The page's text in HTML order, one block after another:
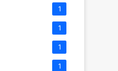
1
1
1
1